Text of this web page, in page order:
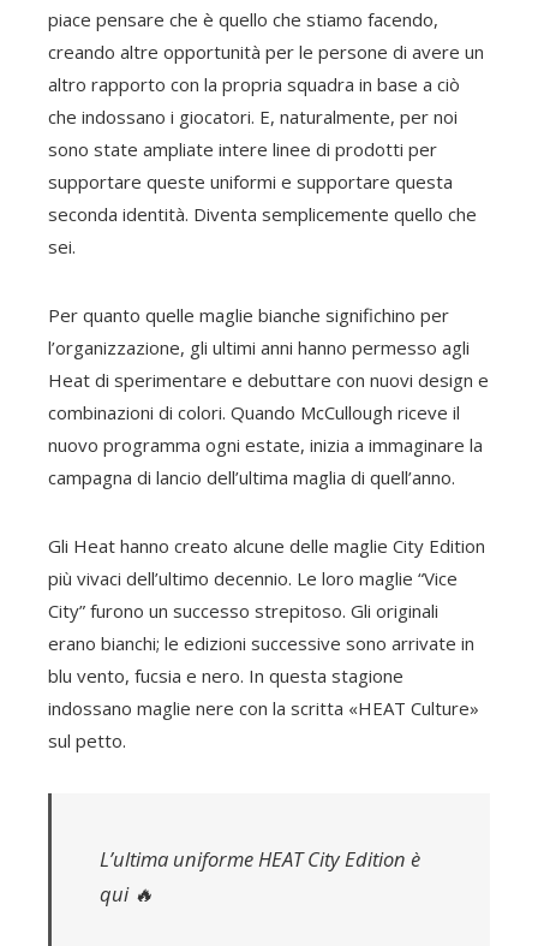
piace pensare che è quello che stiamo facendo,
creando altre opportunità per le persone di avere un
altro rapporto con la propria squadra in base a ciò
che indossano i giocatori. E, naturalmente, per noi
sono state ampliate intere linee di prodotti per
supportare queste uniformi e supportare questa
seconda identità. Diventa semplicemente quello che
sei.
Per quanto quelle maglie bianche significhino per
l’organizzazione, gli ultimi anni hanno permesso agli
Heat di sperimentare e debuttare con nuovi design e
combinazioni di colori. Quando McCullough riceve il
nuovo programma ogni estate, inizia a immaginare la
campagna di lancio dell’ultima maglia di quell’anno.
Gli Heat hanno creato alcune delle maglie City Edition
più vivaci dell’ultimo decennio. Le loro maglie “Vice
City” furono un successo strepitoso. Gli originali
erano bianchi; le edizioni successive sono arrivate in
blu vento, fucsia e nero. In questa stagione
indossano maglie nere con la scritta «HEAT Culture»
sul petto.
L’ultima uniforme HEAT City Edition è
qui 🔥